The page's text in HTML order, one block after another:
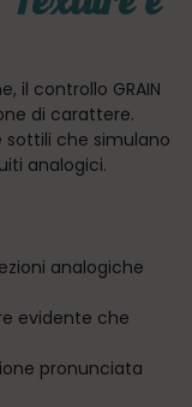
il controllo GRAIN
di carattere.
sottili che simulano
analogici.
analogiche
evidente che
pronunciata